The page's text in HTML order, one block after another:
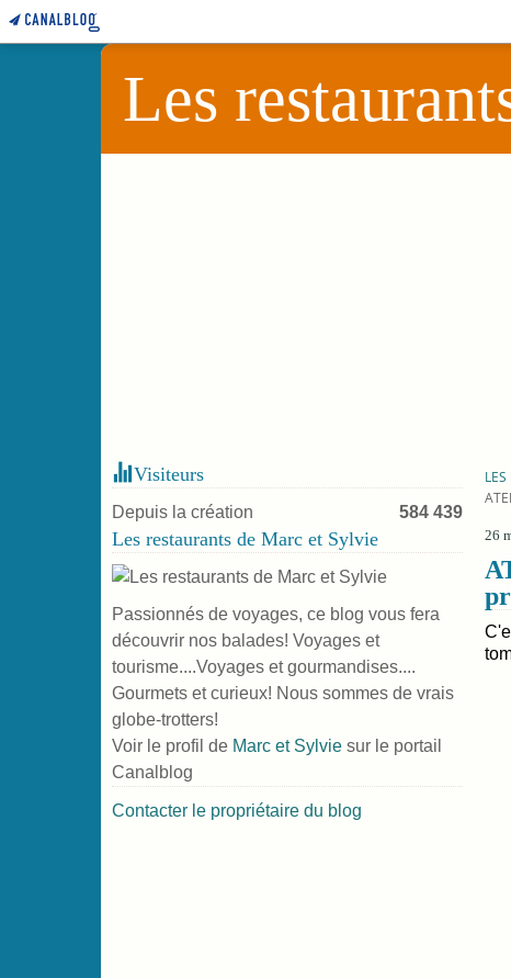
Les
Visiteurs
Depuis la création 584 439
Les restaurants de Marc et Sylvie
Passionnés de voyages, ce blog vous fera
découvrir nos balades! Voyages et
tourisme....Voyages et gourmandises....
Gourmets et curieux! Nous sommes de vrais
globe-trotters!
Voir le profil de Marc et Sylvie sur le portail
Canalblog
Contacter le propriétaire du blog
26